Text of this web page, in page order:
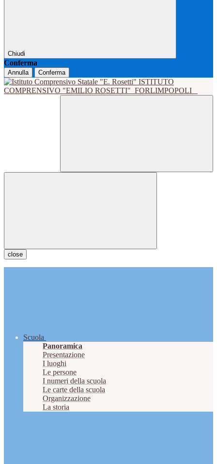
Chiudi
Conferma
Annulla Conferma
ISTITUTO
COMPRENSIVO "EMILIO ROSETTI" FORLIMPOPOLI
close
Scuola
Panoramica
Presentazione
I luoghi
Le persone
I numeri della scuola
Le carte della scuola
Organizzazione
La storia